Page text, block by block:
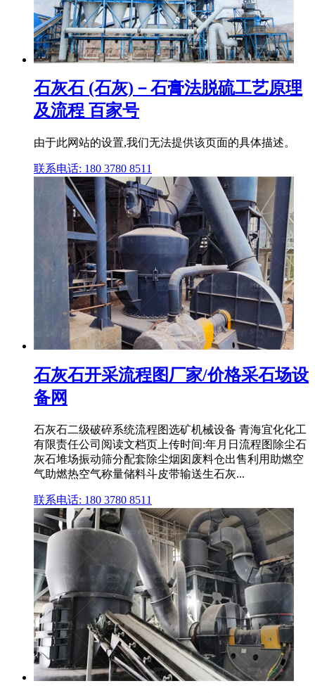
石灰石 (石灰)－石膏法脱硫工艺原理
及流程 百家号
由于此网站的设置,我们无法提供该页面的具体描述。
联系电话: 180 3780 8511
石灰石开采流程图厂家/价格采石场设
备网
石灰石二级破碎系统流程图选矿机械设备 青海宜化化工
有限责任公司阅读文档页上传时间:年月日流程图除尘石
灰石堆场振动筛分配套除尘烟囱废料仓出售利用助燃空
气助燃热空气称量储料斗皮带输送生石灰...
联系电话: 180 3780 8511